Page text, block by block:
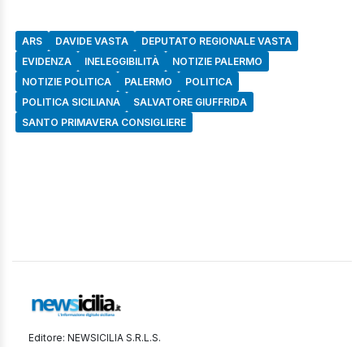
ARS DAVIDE VASTA
DEPUTATO REGIONALE VASTA
EVIDENZA
INELEGGIBILITÀ
NOTIZIE PALERMO
NOTIZIE POLITICA
PALERMO
POLITICA
POLITICA SICILIANA
SALVATORE GIUFFRIDA
SANTO PRIMAVERA CONSIGLIERE
Editore: NEWSICILIA S.R.L.S.